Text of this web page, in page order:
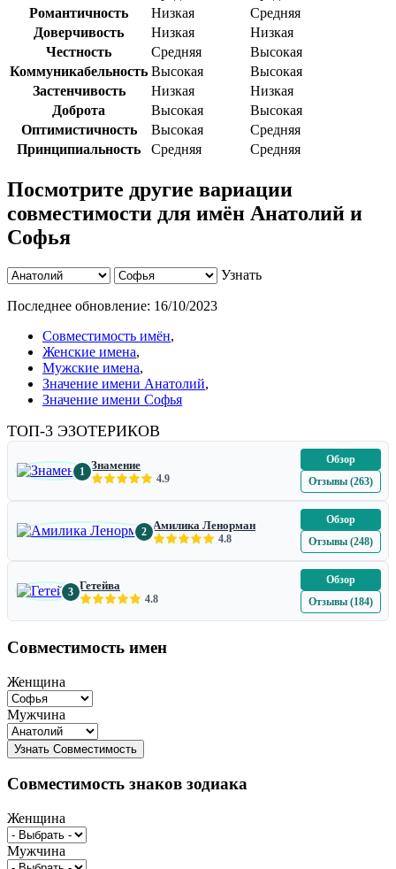
Романтичность
Низкая
Средняя
Доверчивость
Низкая
Низкая
Честность
Средняя
Высокая
Коммуникабельность Высокая
Высокая
Застенчивость
Низкая
Низкая
Доброта
Высокая
Высокая
Оптимистичность
Высокая
Средняя
Принципиальность
Средняя Средняя
Посмотрите другие вариации
совместимости для имён Анатолий и
Софья
Узнать
Последнее обновление: 16/10/2023
Совместимость имён,
Женские имена,
Мужские имена,
Значение имени Анатолий,
Значение имени Софья
ТОП-3 ЭЗОТЕРИКОВ
1 Знамение
4.9
Обзор
Отзывы (263)
2 Амилика Ленорман
4.8
Обзор
Отзывы (248)
3 Гетейва
4.8
Обзор
Отзывы (184)
Совместимость имен
Женщина
Мужчина
Совместимость знаков зодиака
Женщина
Мужчина